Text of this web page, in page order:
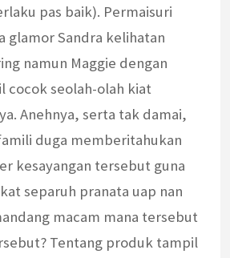
pas baik). Permaisuri
glamor Sandra kelihatan
namun Maggie dengan
cocok seolah-olah kiat
Anehnya, serta tak damai,
duga memberitahukan
kesayangan tersebut guna
separuh pranata uap nan
macam mana tersebut
Tentang produk tampil